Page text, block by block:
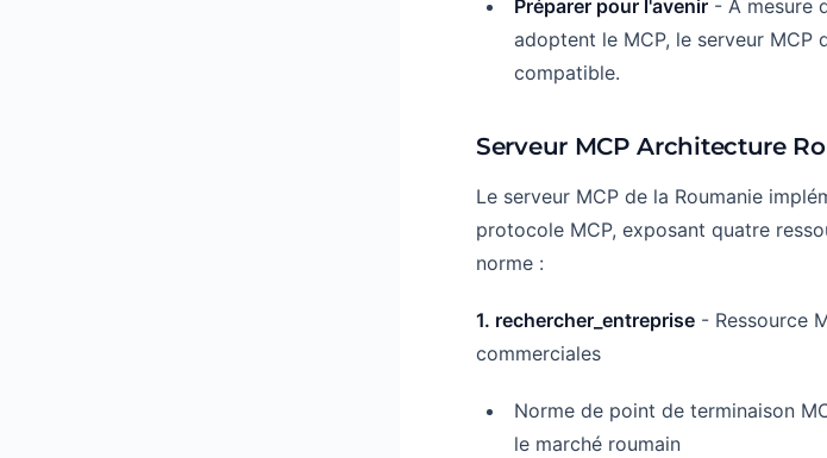
Préparer pour l'avenir - À mesure
adoptent le MCP, le serveur MCP
compatible.
Serveur MCP Architecture
Le serveur MCP de la Roumanie
protocole MCP, exposant quatre
norme :
1. rechercher_entreprise - Ressource
commerciales
Norme de point de terminaison
le marché roumain